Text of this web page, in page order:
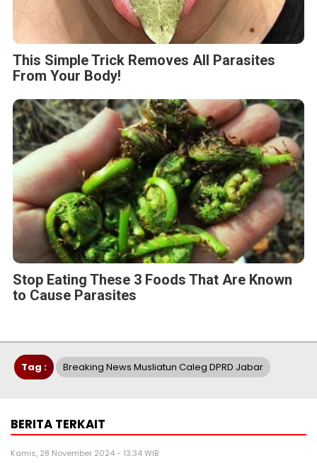
This Simple Trick Removes All Parasites
From Your Body!
Stop Eating These 3 Foods That Are Known
to Cause Parasites
Tag : Breaking News Musliatun Caleg DPRD Jabar
BERITA TERKAIT
Kamis, 28 November 2024 - 13:34 WIB